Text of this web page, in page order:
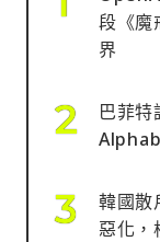
段《魔
界
巴菲
韓國散
惡化，